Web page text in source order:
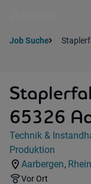
Job Suche
65326
Jobdetails
Kategorie:
Technik &
Industry:
Produktion
Standorte:
Aarbergen,
Remote Option:
Vor Ort